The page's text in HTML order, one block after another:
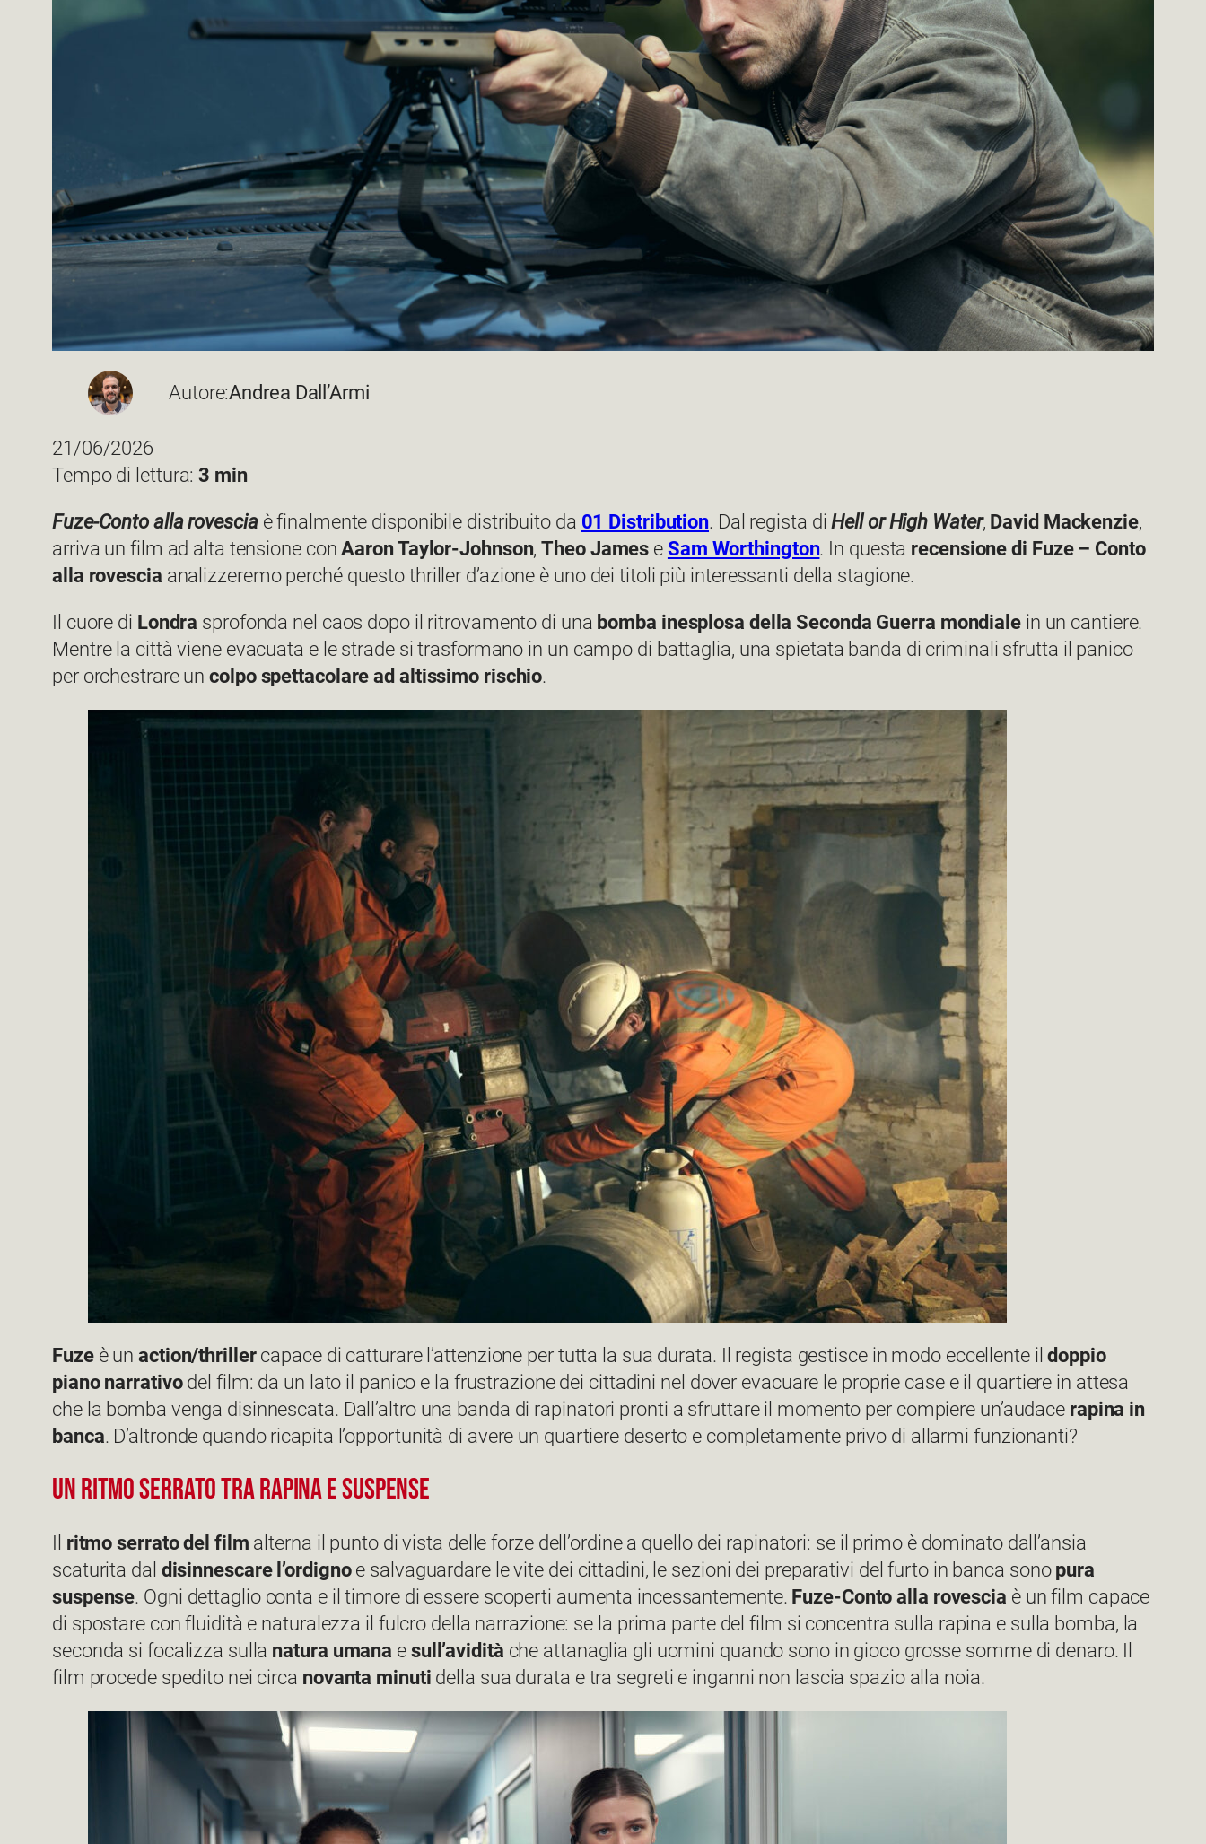
Autore:Andrea Dall’Armi
21/06/2026
Tempo di lettura:3 min
Fuze-Conto alla rovesciaè finalmente disponibile distribuito da 01 Distribution. Dal regista diHell or High Water, David Mackenzie,
arriva un film ad alta tensione conAaron Taylor-Johnson,Theo James e Sam Worthington. In questa recensione di Fuze – Conto
alla rovescia analizzeremo perché questo thriller d’azione è uno dei titoli più interessanti della stagione.
Il cuore di Londra sprofonda nel caos dopo il ritrovamento di una bomba inesplosa della Seconda Guerra mondialein un cantiere.
Mentre la città viene evacuata e le strade si trasformano in un campo di battaglia, una spietata banda di criminali sfrutta il panico
per orchestrare uncolpo spettacolare ad altissimo rischio.
Fuzeè unaction/thrillercapace di catturare l’attenzione per tutta la sua durata. Il regista gestisce in modo eccellente ildoppio
piano narrativodel film: da un lato il panico e la frustrazione dei cittadini nel dover evacuare le proprie case e il quartiere in attesa
che la bomba venga disinnescata. Dall’altro una banda di rapinatori pronti a sfruttare il momento per compiere un’audace rapina in
banca. D’altronde quando ricapita l’opportunità di avere un quartiere deserto e completamente privo di allarmi funzionanti?
Un ritmo serrato tra rapina e suspense
ritmo serrato del film alterna il punto di vista delle forze dell’ordine a quello dei rapinatori: se il primo è dominato dall’ansia
scaturita dal disinnescare l’ordignoe salvaguardare le vite dei cittadini, le sezioni dei preparativi del furto in banca sono pura
suspense. Ogni dettaglio conta e il timore di essere scoperti aumenta incessantemente. Fuze-Conto alla rovescia è un film capace
di spostare con fluidità e naturalezza il fulcro della narrazione: se la prima parte del film si concentra sulla rapina e sulla bomba, la
seconda si focalizza sulla natura umana e sull’avidità che attanaglia gli uomini quando sono in gioco grosse somme di denaro. Il
film procede spedito nei circa novanta minuti della sua durata e tra segreti e inganni non lascia spazio alla noia.